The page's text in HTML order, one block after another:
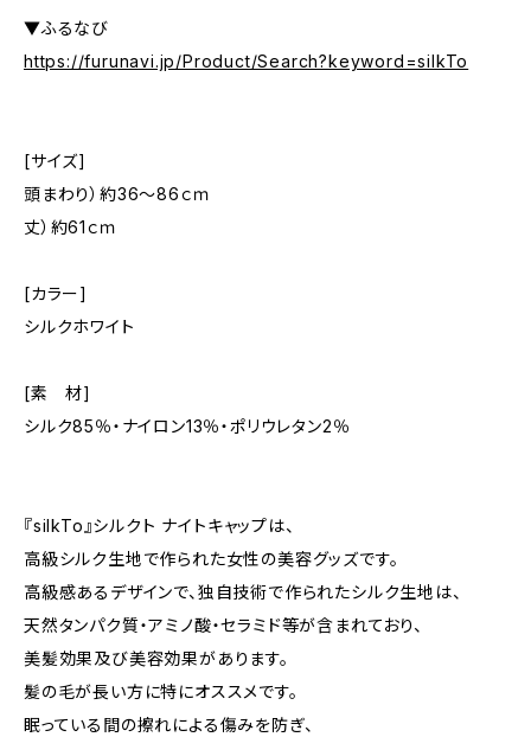
▼ふるなび
https://furunavi.jp/Product/Search?keyword=silkTo
[サイズ]
頭まわり）約36〜86ｃｍ
丈）約61ｃｍ
[カラー]
シルクホワイト
[素 材]
シルク85％・ナイロン13％・ポリウレタン2％
『silkTo』シルクト ナイトキャップは、
高級シルク生地で作られた女性の美容グッズです。
高級感あるデザインで、独自技術で作られたシルク生地は、
天然タンパク質・アミノ酸・セラミド等が含まれており、
美髪効果及び美容効果があります。
髪の毛が長い方に特にオススメです。
眠っている間の擦れによる傷みを防ぎ、